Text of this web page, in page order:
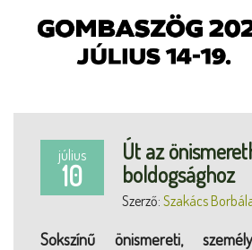
július
10
Út az
boldogsághoz
Szerző: Szakács
Sokszínű önismereti,